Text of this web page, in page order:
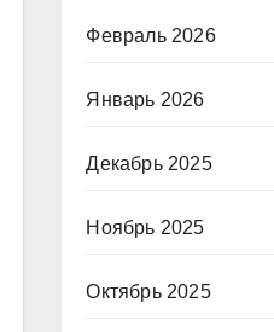
Февраль 2026
Январь 2026
Декабрь 2025
Ноябрь 2025
Октябрь 2025